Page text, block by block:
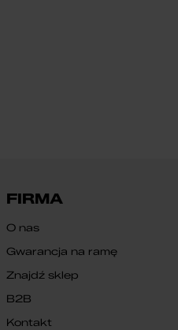
FIRMA
O nas
Gwarancja na ramę
Znajdź sklep
B2B
Kontakt